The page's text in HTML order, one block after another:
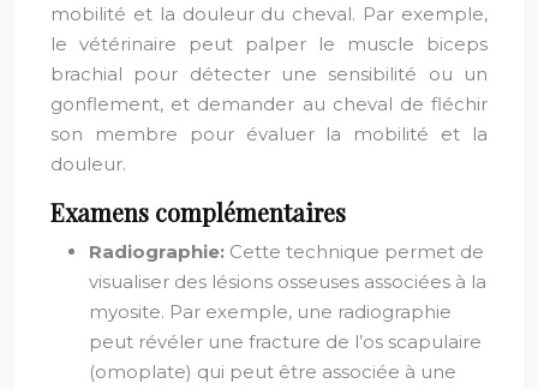
mobilité et la douleur du cheval. Par exemple,
le vétérinaire peut palper le muscle biceps
brachial pour détecter une sensibilité ou un
gonflement, et demander au cheval de fléchir
son membre pour évaluer la mobilité et la
douleur.
Examens complémentaires
Radiographie: Cette technique permet de
visualiser des lésions osseuses associées à la
myosite. Par exemple, une radiographie
peut révéler une fracture de l’os scapulaire
(omoplate) qui peut être associée à une